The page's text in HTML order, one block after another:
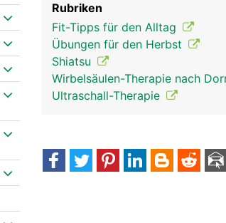
Rubriken
Fit-Tipps für den Alltag
Übungen für den Herbst
Shiatsu
Wirbelsäulen-Therapie nach
Ultraschall-Therapie